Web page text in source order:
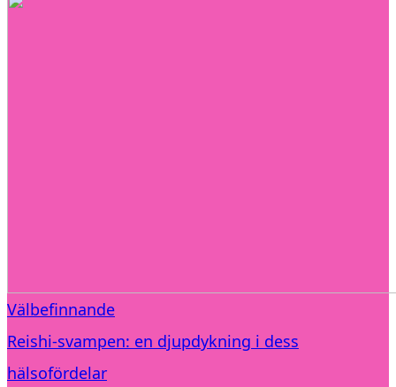
Välbefinnande
Reishi-svampen: en djupdykning i dess
hälsofördelar